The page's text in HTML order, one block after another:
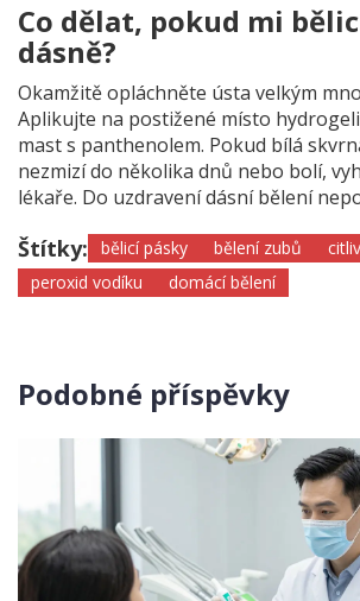
Co dělat, pokud mi
dásně?
Okamžitě opláchněte ústa velkým
Aplikujte na postižené místo
mast s panthenolem. Pokud bílá
nezmizí do několika dnů nebo bolí,
lékaře. Do uzdravení dásní bělení
Štítky: bělicí pásky bělení zubů
peroxid vodíku
domácí bělení
Podobné příspěvky